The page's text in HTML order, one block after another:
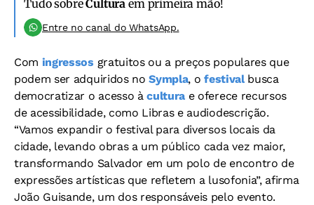
Tudo sobreCultura em primeira mão!
Entre no canal do WhatsApp.
Com ingressos gratuitos ou a preços populares que
podem ser adquiridos noSympla, ofestivalbusca
democratizar o acesso àcultura e oferece recursos
de acessibilidade, como Libras e audiodescrição.
“Vamos expandir o festival para diversos locais da
cidade, levando obras a um público cada vez maior,
transformando Salvador em um polo de encontro de
expressões artísticas que refletem a lusofonia”, afirma
João Guisande, um dos responsáveis pelo evento.